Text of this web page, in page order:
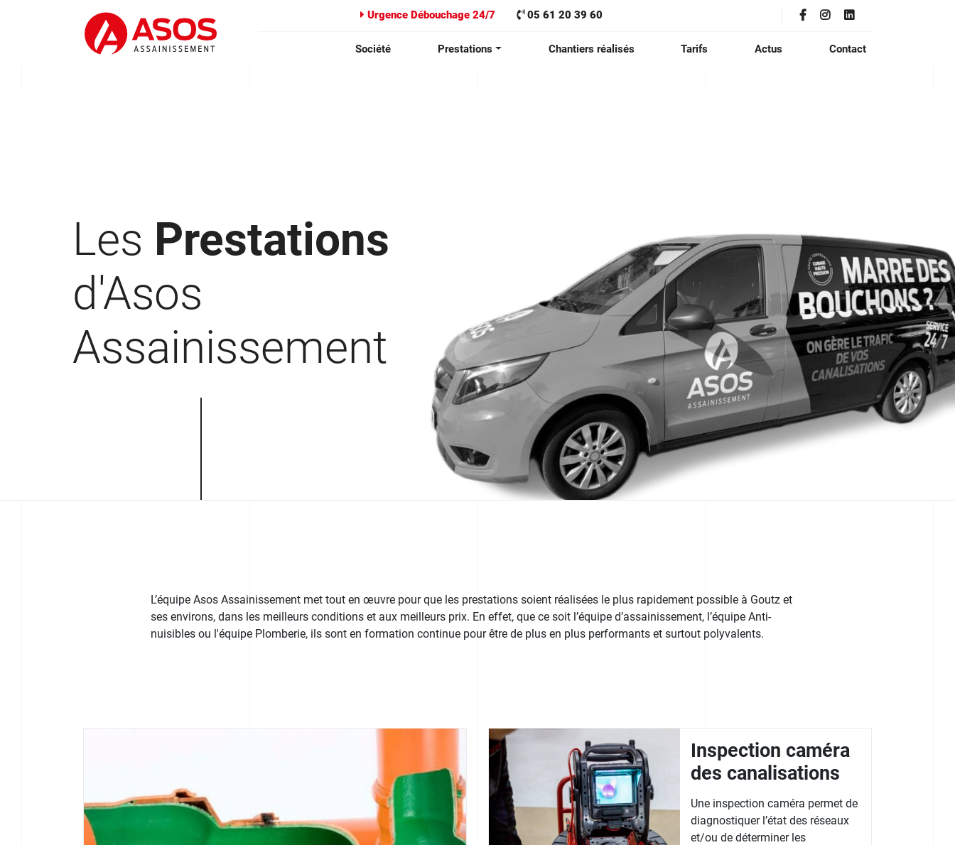
Société Prestations Chantiers réalisés Tarifs Actus Contact
Urgence Débouchage 24/7 05 61 20 39 60
Les Prestations
d'Asos
Assainissement
L’équipe Asos Assainissement met tout en œuvre pour que les prestations soient réalisées le plus rapidement possible à Goutz et
ses environs, dans les meilleurs conditions et aux meilleurs prix. En effet, que ce soit l’équipe d’assainissement, l’équipe Anti-
nuisibles ou l'équipe Plomberie, ils sont en formation continue pour être de plus en plus performants et surtout polyvalents.
Inspection caméra
des canalisations
Une inspection caméra permet de
diagnostiquer l’état des réseaux
et/ou de déterminer les